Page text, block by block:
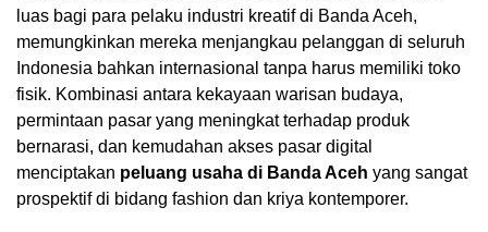
luas bagi para pelaku industri kreatif di Banda Aceh,
memungkinkan mereka menjangkau pelanggan di seluruh
Indonesia bahkan internasional tanpa harus memiliki toko
fisik. Kombinasi antara kekayaan warisan budaya,
permintaan pasar yang meningkat terhadap produk
bernarasi, dan kemudahan akses pasar digital
menciptakan peluang usaha di Banda Aceh yang sangat
prospektif di bidang fashion dan kriya kontemporer.